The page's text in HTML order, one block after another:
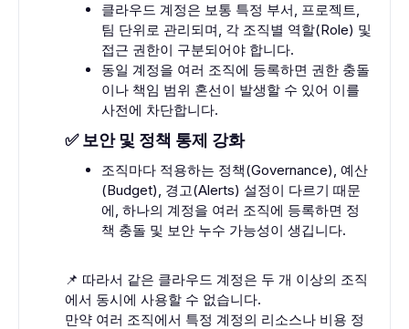
클라우드 계정은 보통 특정 부서, 프로젝트,
팀 단위로 관리되며, 각 조직별 역할(Role) 및
접근 권한이 구분되어야 합니다.
동일 계정을 여러 조직에 등록하면 권한 충돌
이나 책임 범위 혼선이 발생할 수 있어 이를
사전에 차단합니다.
✅ 보안 및 정책 통제 강화
조직마다 적용하는 정책(Governance), 예산
(Budget), 경고(Alerts) 설정이 다르기 때문
에, 하나의 계정을 여러 조직에 등록하면 정
책 충돌 및 보안 누수 가능성이 생깁니다.
📌 따라서 같은 클라우드 계정은 두 개 이상의 조직
에서 동시에 사용할 수 없습니다.
만약 여러 조직에서 특정 계정의 리소스나 비용 정